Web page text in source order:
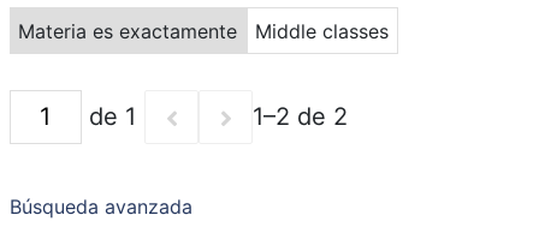
TODOS LOS DOCUMENTOS
CATEGORIAS
OBRAS SOBRE EL AUTOR P. SEGUNDO MONTES
MATERIAS
PALABRAS CLAVES
MULTIMEDIA
Materia es exactamente Middle classes
de 1 1–2 de 2
Búsqueda avanzada